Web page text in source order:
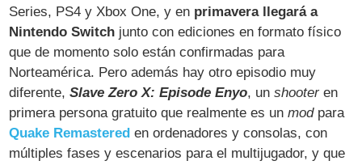
Series, PS4 y Xbox One, y en primavera llegará a
Nintendo Switch junto con ediciones en formato físico
que de momento solo están confirmadas para
Norteamérica. Pero además hay otro episodio muy
diferente,Slave Zero X: Episode Enyo, unshooteren
primera persona gratuito que realmente es unmodpara
Quake Remastered en ordenadores y consolas, con
múltiples fases y escenarios para el multijugador, y que